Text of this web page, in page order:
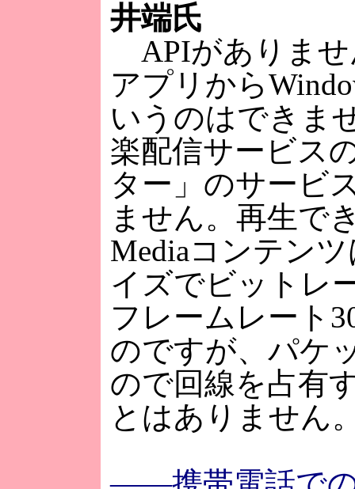
井端氏
APIがありませ
アプリから
いうのはできま
楽配信サービス
ター」のサービ
ません。再生で
Mediaコンテン
イズでビットレ
フレームレート
のですが、パケ
ので回線を占有
とはありません